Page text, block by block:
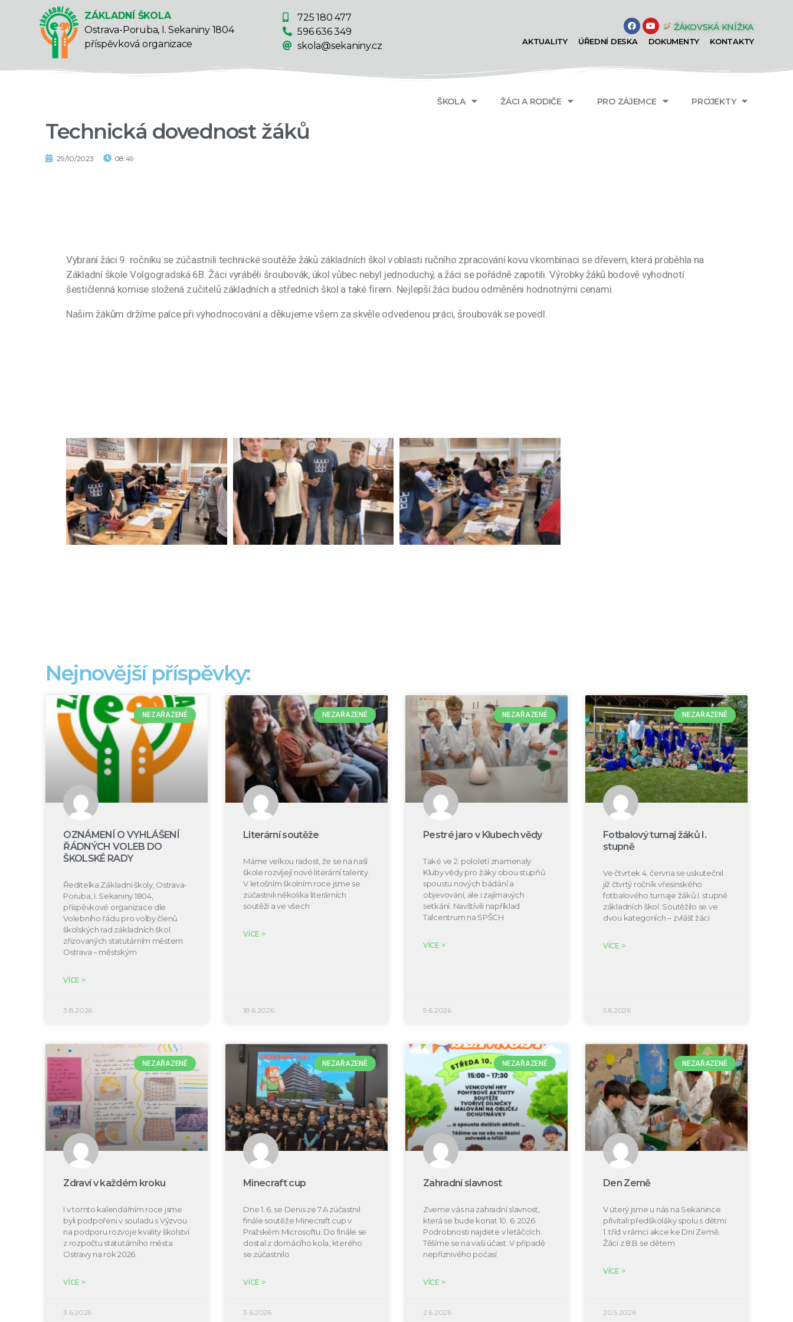
ZÁKLADNÍ ŠKOLA
Ostrava-Poruba, I. Sekaniny 1804
příspěvková organizace
725 180 477
596 636 349
skola@sekaniny.cz
ŽÁKOVSKÁ KNÍŽKA
AKTUALITY ÚŘEDNÍ DESKA DOKUMENTY KONTAKTY
ŠKOLA ŽÁCI A RODIČE PRO ZÁJEMCE PROJEKTY
Technická dovednost žáků
29/10/2023 08:49
Vybraní žáci 9. ročníku se zúčastnili technické soutěže žáků základních škol v oblasti ručního zpracování kovu v kombinaci se dřevem, která proběhla na
Základní škole Volgogradská 6B. Žáci vyráběli šroubovák, úkol vůbec nebyl jednoduchý, a žáci se pořádně zapotili. Výrobky žáků bodově vyhodnotí
šestičlenná komise složená z učitelů základních a středních škol a také firem. Nejlepší žáci budou odměněni hodnotnými cenami.
Našim žákům držíme palce při vyhodnocování a děkujeme všem za skvěle odvedenou práci, šroubovák se povedl.
Nejnovější příspěvky:
NEZAŘAZENÉ
OZNÁMENÍ O VYHLÁŠENÍ
ŘÁDNÝCH VOLEB DO
ŠKOLSKÉ RADY
Ředitelka Základní školy, Ostrava-
Poruba, I. Sekaniny 1804,
příspěvkové organizace dle
Volebního řádu pro volby členů
školských rad základních škol
zřizovaných statutárním městem
Ostrava – městským
VÍCE >
3.8.2026
NEZAŘAZENÉ
Literární soutěže
Máme velkou radost, že se na naší
škole rozvíjejí nové literární talenty.
V letošním školním roce jsme se
zúčastnili několika literárních
soutěží a ve všech
VÍCE >
18.6.2026
NEZAŘAZENÉ
Pestré jaro v Klubech vědy
Také ve 2. pololetí znamenaly
Kluby vědy pro žáky obou stupňů
spoustu nových bádání a
objevování, ale i zajímavých
setkání. Navštívili například
Talcentrum na SPŠCH
VÍCE >
9.6.2026
NEZAŘAZENÉ
Fotbalový turnaj žáků I.
stupně
Ve čtvrtek 4. června se uskutečnil
již čtvrtý ročník vřesinského
fotbalového turnaje žáků I. stupně
základních škol. Soutěžilo se ve
dvou kategoriích – zvlášť žáci
VÍCE >
5.6.2026
NEZAŘAZENÉ
Zdraví v každém kroku
I v tomto kalendářním roce jsme
byli podpořeni v souladu s Výzvou
na podporu rozvoje kvality školství
z rozpočtu statutárního města
Ostravy na rok 2026.
VÍCE >
3.6.2026
NEZAŘAZENÉ
Minecraft cup
Dne 1. 6. se Denis ze 7.A zúčastnil
finále soutěže Minecraft cup v
Pražském Microsoftu. Do finále se
dostal z domácího kola, kterého
se zúčastnilo
VÍCE >
3.6.2026
NEZAŘAZENÉ
Zahradní slavnost
Zveme vás na zahradní slavnost,
která se bude konat 10. 6. 2026.
Podrobnosti najdete v letáčcích.
Těšíme se na vaši účast. V případě
nepříznivého počasí
VÍCE >
2.6.2026
NEZAŘAZENÉ
Den Země
V úterý jsme u nás na Sekanince
přivítali předškoláky spolu s dětmi
1. tříd v rámci akce ke Dni Země.
Žáci z 8.B se dětem
VÍCE >
20.5.2026